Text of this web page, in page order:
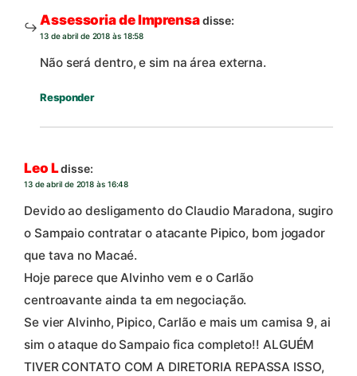
Assessoria de Imprensadisse:
13 de abril de 2018 às 18:58
Não será dentro, e sim na área externa.
Responder
Leo Ldisse:
13 de abril de 2018 às 16:48
Devido ao desligamento do Claudio Maradona, sugiro
o Sampaio contratar o atacante Pipico, bom jogador
que tava no Macaé.
Hoje parece que Alvinho vem e o Carlão
centroavante ainda ta em negociação.
Se vier Alvinho, Pipico, Carlão e mais um camisa 9, ai
sim o ataque do Sampaio fica completo!! ALGUÉM
TIVER CONTATO COM A DIRETORIA REPASSA ISSO,